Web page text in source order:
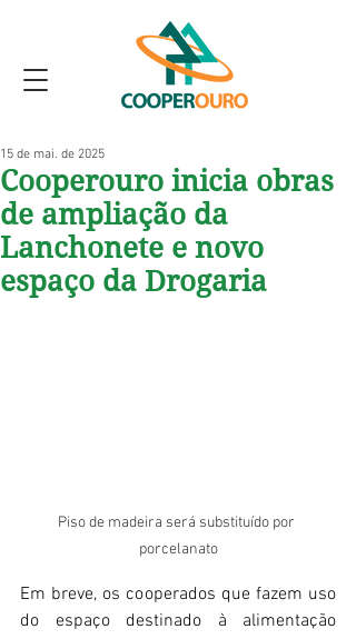
Cooperouro inicia obras
de ampliação da
Lanchonete e novo
espaço da Drogaria
15 de mai. de 2025
Piso de madeira será substituído por
porcelanato
Em breve, os cooperados que fazem uso
do espaço destinado à alimentação